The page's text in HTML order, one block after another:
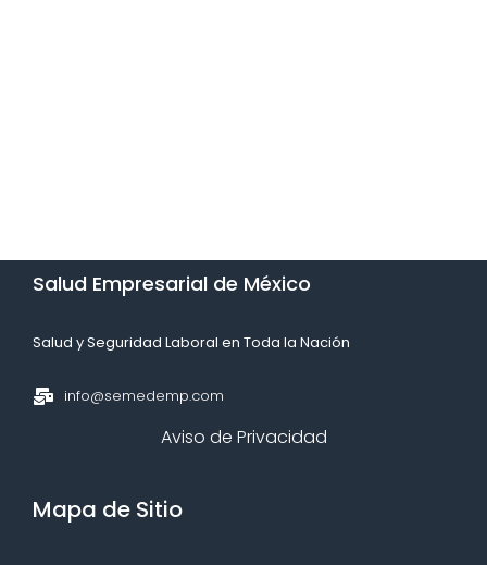
Salud Empresarial de México​
Salud y Seguridad Laboral en Toda la Nación​
info@semedemp.com
Aviso de Privacidad
Mapa de Sitio